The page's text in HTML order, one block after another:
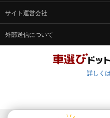
サイト運営会社
外部送信について
詳しく